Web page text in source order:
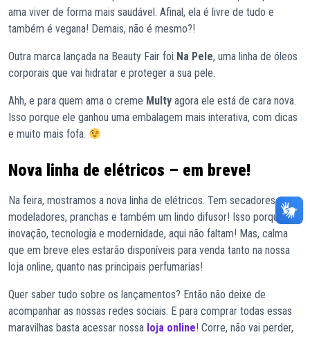
ama viver de forma mais saudável. Afinal, ela é livre de tudo e
também é vegana! Demais, não é mesmo?!
Outra marca lançada na Beauty Fair foi Na Pele, uma linha de óleos
corporais que vai hidratar e proteger a sua pele.
Ahh, e para quem ama o creme Multy agora ele está de cara nova.
Isso porque ele ganhou uma embalagem mais interativa, com dicas
e muito mais fofa.
Nova linha de elétricos – em breve!
Na feira, mostramos a nova linha de elétricos. Tem secadores,
modeladores, pranchas e também um lindo difusor! Isso porque
inovação, tecnologia e modernidade, aqui não faltam! Mas, calma
que em breve eles estarão disponíveis para venda tanto na nossa
loja online, quanto nas principais perfumarias!
Quer saber tudo sobre os lançamentos? Então não deixe de
acompanhar as nossas redes sociais. E para comprar todas essas
maravilhas basta acessar nossa loja online! Corre, não vai perder,